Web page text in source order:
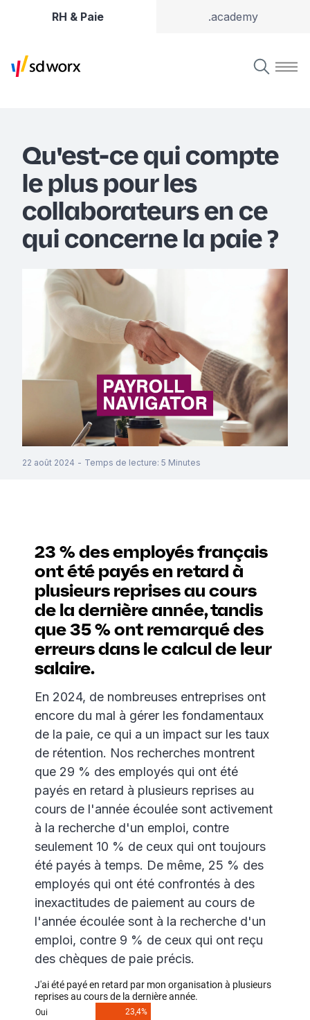
RH & Paie .academy
Qu'est-ce qui compte
le plus pour les
collaborateurs en ce
qui concerne la paie ?
22 août 2024 - Temps de lecture: 5 Minutes
23 % des employés français
ont été payés en retard à
plusieurs reprises au cours
de la dernière année, tandis
que 35 % ont remarqué des
erreurs dans le calcul de leur
salaire.
En 2024, de nombreuses entreprises ont
encore du mal à gérer les fondamentaux
de la paie, ce qui a un impact sur les taux
de rétention. Nos recherches montrent
que 29 % des employés qui ont été
payés en retard à plusieurs reprises au
cours de l'année écoulée sont activement
à la recherche d'un emploi, contre
seulement 10 % de ceux qui ont toujours
été payés à temps. De même, 25 % des
employés qui ont été confrontés à des
inexactitudes de paiement au cours de
l'année écoulée sont à la recherche d'un
emploi, contre 9 % de ceux qui ont reçu
des chèques de paie précis.